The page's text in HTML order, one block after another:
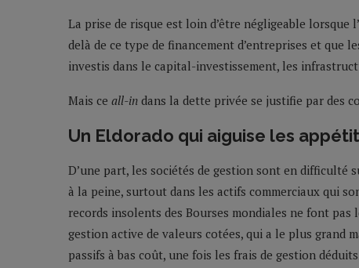
La prise de risque est loin d’être négligeable lorsque
delà de ce type de financement d’entreprises et que
investis dans le capital-investissement, les
Mais ce all-in dans la dette privée se justifie par des
Un Eldorado qui aiguise les
D’une part, les sociétés de gestion sont en difficulté
à la peine, surtout dans les actifs commerciaux qui
records insolents des Bourses mondiales ne font pas
gestion active de valeurs cotées, qui a le plus grand
passifs à bas coût, une fois les frais de gestion